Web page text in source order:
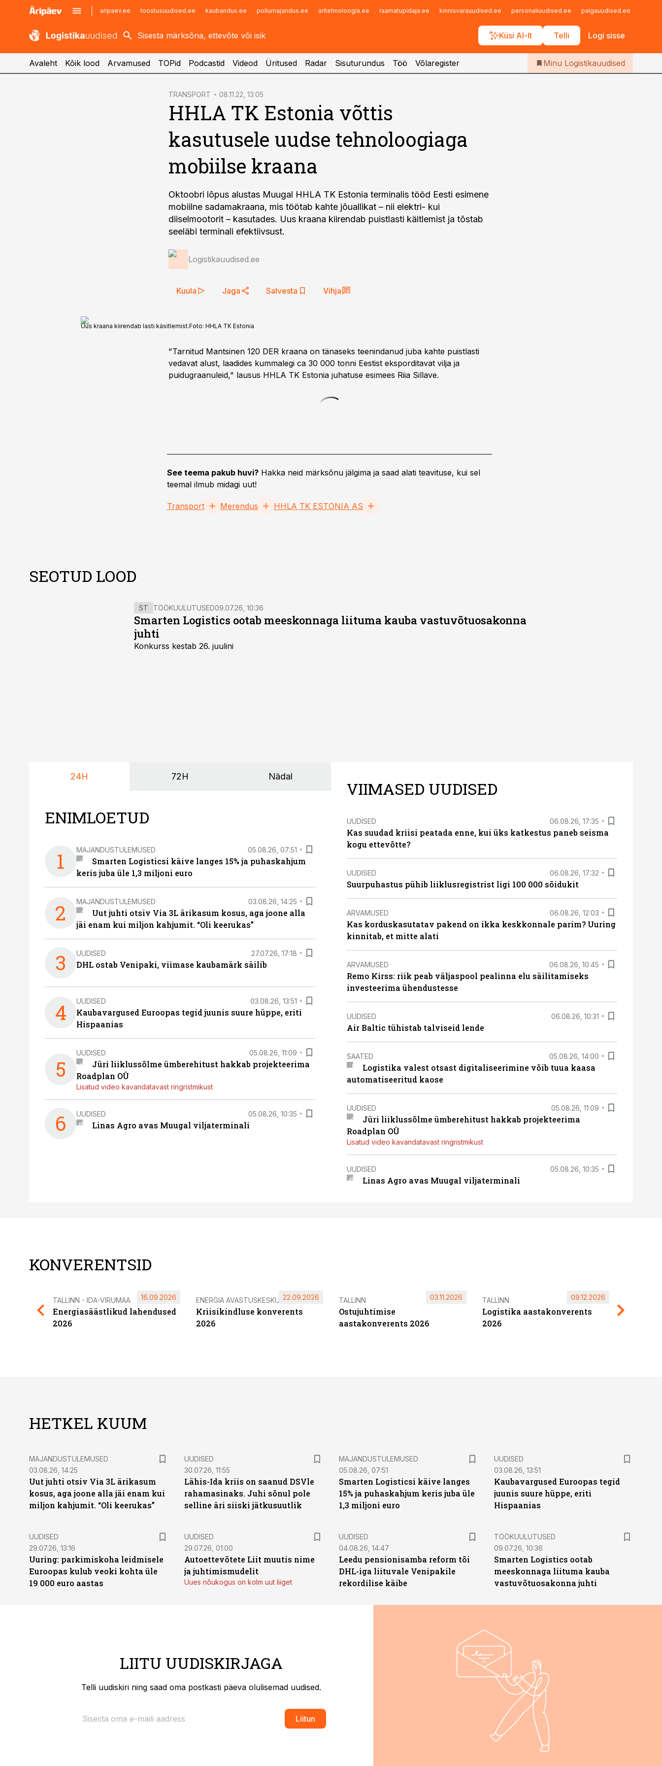
aripaev.ee toostusuudised.ee kaubandus.ee pollumajandus.ee aritehnoloogia.ee raamatupidaja.ee kinnisvarauudised.ee personaliuudised.ee palgauudised.ee
Küsi AI-lt Telli Logi sisse
kaubandus.ee
kinnisvarauudised.ee
imelineajalugu.ee
Infopank
Iseteenindus
Telli Logistikauudised
Avaleht Kõik lood Arvamused TOPid Podcastid Videod Üritused Radar Sisuturundus Töö Võlaregister Minu Logistikauudised
TRANSPORT 08.11.22, 13:05
HHLA TK Estonia võttis
kasutusele uudse tehnoloogiaga
mobiilse kraana
Oktoobri lõpus alustas Muugal HHLA TK Estonia terminalis tööd Eesti esimene
mobiilne sadamakraana, mis töötab kahte jõuallikat – nii elektri- kui
diiselmootorit – kasutades. Uus kraana kiirendab puistlasti käitlemist ja tõstab
seeläbi terminali efektiivsust.
Logistikauudised.ee
Kuula Jaga Salvesta Vihja
Uus kraana kiirendab lasti käsitlemist.Foto: HHLA TK Estonia
"Tarnitud Mantsinen 120 DER kraana on tänaseks teenindanud juba kahte puistlasti
vedavat alust, laadides kummalegi ca 30 000 tonni Eestist eksporditavat vilja ja
puidugraanuleid," lausus HHLA TK Estonia juhatuse esimees Riia Sillave.
See teema pakub huvi? Hakka neid märksõnu jälgima ja saad alati teavituse, kui sel
teemal ilmub midagi uut!
Transport Merendus HHLA TK ESTONIA AS
SEOTUD LOOD
ST TÖÖKUULUTUSED09.07.26, 10:36
Smarten Logistics ootab meeskonnaga liituma kauba vastuvõtuosakonna
juhti
Konkurss kestab 26. juulini
24H 72H Nädal
ENIMLOETUD
1 MAJANDUSTULEMUSED 05.08.26, 07:51
Smarten Logisticsi käive langes 15% ja puhaskahjum
keris juba üle 1,3 miljoni euro
2 MAJANDUSTULEMUSED 03.08.26, 14:25
Uut juhti otsiv Via 3L ärikasum kosus, aga joone alla
jäi enam kui miljon kahjumit. “Oli keerukas”
3 UUDISED 27.07.26, 17:18
DHL ostab Venipaki, viimase kaubamärk säilib
4 UUDISED 03.08.26, 13:51
Kaubavargused Euroopas tegid juunis suure hüppe, eriti
Hispaanias
5
UUDISED 05.08.26, 11:09
Jüri liiklussõlme ümberehitust hakkab projekteerima
Roadplan OÜ
Lisatud video kavandatavast ringristmikust
6 UUDISED 05.08.26, 10:35
Linas Agro avas Muugal viljaterminali
VIIMASED UUDISED
UUDISED 06.08.26, 17:35
Kas suudad kriisi peatada enne, kui üks katkestus paneb seisma
kogu ettevõtte?
UUDISED 06.08.26, 17:32
Suurpuhastus pühib liiklusregistrist ligi 100 000 sõidukit
ARVAMUSED 06.08.26, 12:03
Kas korduskasutatav pakend on ikka keskkonnale parim? Uuring
kinnitab, et mitte alati
ARVAMUSED 06.08.26, 10:45
Remo Kirss: riik peab väljaspool pealinna elu säilitamiseks
investeerima ühendustesse
UUDISED 06.08.26, 10:31
Air Baltic tühistab talviseid lende
SAATED 05.08.26, 14:00
Logistika valest otsast digitaliseerimine võib tuua kaasa
automatiseeritud kaose
UUDISED 05.08.26, 11:09
Jüri liiklussõlme ümberehitust hakkab projekteerima
Roadplan OÜ
Lisatud video kavandatavast ringristmikust
UUDISED 05.08.26, 10:35
Linas Agro avas Muugal viljaterminali
KONVERENTSID
TALLINN - IDA-VIRUMAA
Energiasäästlikud lahendused
2026
16.09.2026 ENERGIA AVASTUSKESKUS
Kriisikindluse konverents
2026
22.09.2026 TALLINN
Ostujuhtimise
aastakonverents 2026
03.11.2026 TALLINN
Logistika aastakonverents
2026
09.12.2026
HETKEL KUUM
MAJANDUSTULEMUSED
03.08.26, 14:25
Uut juhti otsiv Via 3L ärikasum
kosus, aga joone alla jäi enam kui
miljon kahjumit. “Oli keerukas”
UUDISED
30.07.26, 11:55
Lähis-Ida kriis on saanud DSVle
rahamasinaks. Juhi sõnul pole
selline äri siiski jätkusuutlik
MAJANDUSTULEMUSED
05.08.26, 07:51
Smarten Logisticsi käive langes
15% ja puhaskahjum keris juba üle
1,3 miljoni euro
UUDISED
03.08.26, 13:51
Kaubavargused Euroopas tegid
juunis suure hüppe, eriti
Hispaanias
UUDISED
29.07.26, 13:16
Uuring: parkimiskoha leidmisele
Euroopas kulub veoki kohta üle
19 000 euro aastas
UUDISED
29.07.26, 01:00
Autoettevõtete Liit muutis nime
ja juhtimismudelit
Uues nõukogus on kolm uut liiget
UUDISED
04.08.26, 14:47
Leedu pensionisamba reform tõi
DHL-iga liituvale Venipakile
rekordilise käibe
ST
TÖÖKUULUTUSED
09.07.26, 10:36
Smarten Logistics ootab
meeskonnaga liituma kauba
vastuvõtuosakonna juhti
LIITU UUDISKIRJAGA
Telli uudiskiri ning saad oma postkasti päeva olulisemad uudised.
Liitun